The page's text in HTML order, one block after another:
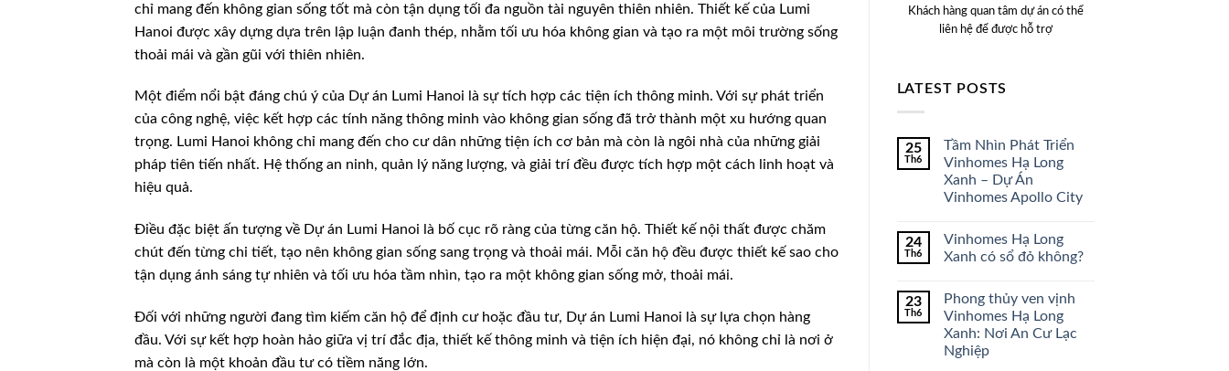
chỉ mang đến không gian sống tốt mà còn tận dụng tối đa nguồn tài nguyên thiên nhiên. Thiết kế của Lumi
Hanoi được xây dựng dựa trên lập luận đanh thép, nhằm tối ưu hóa không gian và tạo ra một môi trường sống
thoải mái và gần gũi với thiên nhiên.
Một điểm nổi bật đáng chú ý của Dự án Lumi Hanoi là sự tích hợp các tiện ích thông minh. Với sự phát triển
của công nghệ, việc kết hợp các tính năng thông minh vào không gian sống đã trở thành một xu hướng quan
trọng. Lumi Hanoi không chỉ mang đến cho cư dân những tiện ích cơ bản mà còn là ngôi nhà của những giải
pháp tiên tiến nhất. Hệ thống an ninh, quản lý năng lượng, và giải trí đều được tích hợp một cách linh hoạt và
hiệu quả.
Điều đặc biệt ấn tượng về Dự án Lumi Hanoi là bố cục rõ ràng của từng căn hộ. Thiết kế nội thất được chăm
chút đến từng chi tiết, tạo nên không gian sống sang trọng và thoải mái. Mỗi căn hộ đều được thiết kế sao cho
tận dụng ánh sáng tự nhiên và tối ưu hóa tầm nhìn, tạo ra một không gian sống mở, thoải mái.
Đối với những người đang tìm kiếm căn hộ để định cư hoặc đầu tư, Dự án Lumi Hanoi là sự lựa chọn hàng
đầu. Với sự kết hợp hoàn hảo giữa vị trí đắc địa, thiết kế thông minh và tiện ích hiện đại, nó không chỉ là nơi ở
mà còn là một khoản đầu tư có tiềm năng lớn.
Khách hàng quan tâm dự án có thể
liên hệ để được hỗ trợ
LATEST POSTS
25
Th6
Tầm Nhìn Phát Triển
Vinhomes Hạ Long
Xanh – Dự Án
Vinhomes Apollo City
24
Th6
Vinhomes Hạ Long
Xanh có sổ đỏ không?
23
Th6
Phong thủy ven vịnh
Vinhomes Hạ Long
Xanh: Nơi An Cư Lạc
Nghiệp